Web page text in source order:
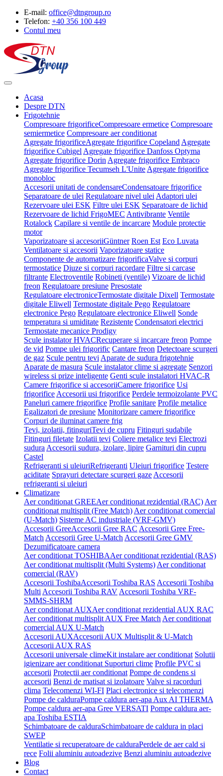
E-mail: office@dtngroup.ro
Telefon: +40 356 100 449
Contul meu
Acasa
Despre DTN
Frigotehnie
Compresoare frigorificeCompresoare ermetice Compresoare
semiermetice Compresoare aer conditionat
Agregate frigorificeAgregate frigorifice Copeland Agregate
frigorifice Cubigel Agregate frigorifice Danfoss Optyma
Agregate frigorifice Dorin Agregate frigorifice Embraco
Agregate frigorifice Tecumseh L'Unite Agregate frigorifice
monobloc
Accesorii unitati de condensareCondensatoare frigorifice
Separatoare de ulei Regulatoare nivel ulei Adaptori ulei
Rezervoare ulei ESK Filtre ulei ESK Separatoare de lichid
Rezervoare de lichid FrigoMEC Antivibrante Ventile
Rotalock Capilare si ventile de incarcare Module protectie
motor
Vaporizatoare si accesoriiGüntner Roen Est Eco Luvata
Ventilatoare si accesorii Vaporizatoare statice
Componente de automatizare frigorificaValve si corpuri
termostatice Diuze si corpuri racordare Filtre si carcase
filtrante Electroventile Robineti (ventile) Vizoare de lichid
freon Regulatoare presiune Presostate
Regulatoare electroniceTermostate digitale Dixell Termostate
digitale Eliwell Termostate digitale Pego Regulatoare
electronice Pego Regulatoare electronice Eliwell Sonde
temperatura si umiditate Rezistente Condensatori electrici
Termostate mecanice Prodigy
Scule instalator HVACRecuperare si incarcare freon Pompe
de vid Pompe ulei frigorific Cantare freon Detectoare scurgeri
de gaz Scule pentru tevi Aparate de sudura frigotehnie
Aparate de masura Scule instalator clime si agregate Senzori
wireless si prize inteligente Genti scule instalatori HVAC-R
Camere frigorifice si accesoriiCamere frigorifice Usi
frigorifice Accesorii usi frigorifice Perdele termoizolante PVC
Paneluri camere frigorifice Profile sanitare Profile metalice
Egalizatori de presiune Monitorizare camere frigorifice
Corpuri de iluminat camere frig
Tevi, izolatii, fitinguriTevi de cupru Fitinguri sudabile
Fitinguri filetate Izolatii tevi Coliere metalice tevi Electrozi
sudura Accesorii sudura, izolare, lipire Garnituri din cupru
Castel
Refrigeranti si uleiuriRefrigeranti Uleiuri frigorifice Testere
aciditate Sprayuri detectare scurgeri gaze Accesorii
refrigeranti si uleiuri
Climatizare
Aer conditionat GREEAer conditionat rezidential (RAC) Aer
conditionat multisplit (Free Match) Aer conditionat comercial
(U-Match) Sisteme AC industriale (VRF-GMV)
Accesorii GreeAccesorii Gree RAC Accesorii Gree Free-
Match Accesorii Gree U-Match Accesorii Gree GMV
Dezumificatoare camera
Aer conditionat TOSHIBAAer conditionat rezidential (RAS)
Aer conditionat multisplit (Multi Systems) Aer conditionat
comercial (RAV)
Accesorii ToshibaAccesorii Toshiba RAS Accesorii Toshiba
Multi Accesorii Toshiba RAV Accesorii Toshiba VRF-
SMMS-SHRM
Aer conditionat AUXAer conditionat rezidential AUX RAC
Aer conditionat multisplit AUX Free Match Aer conditionat
comercial AUX U-Match
Accesorii AUXAccesorii AUX Multisplit & U-Match
Accesorii AUX RAS
Accesorii universale climeKit instalare aer conditionat Solutii
igienizare aer conditionat Suporturi clime Profile PVC si
accesorii Protectii aer conditionat Pompe de condens si
accesorii Benzi de matisat si izolatoare Valve si racorduri
clima Telecomenzi WI-FI Placi electronice si telecomenzi
Pompe de calduraPompe caldura aer-apa Aux AI THERMA
Pompe caldura aer-apa Gree VERSATI Pompe caldura aer-
apa Toshiba ESTIA
Schimbatoare de calduraSchimbatoare de caldura in placi
SWEP
Ventilatie si recuperatoare de calduraPerdele de aer cald si
rece Folii aluminiu autoadezive Benzi aluminiu autoadezive
Blog
Contact